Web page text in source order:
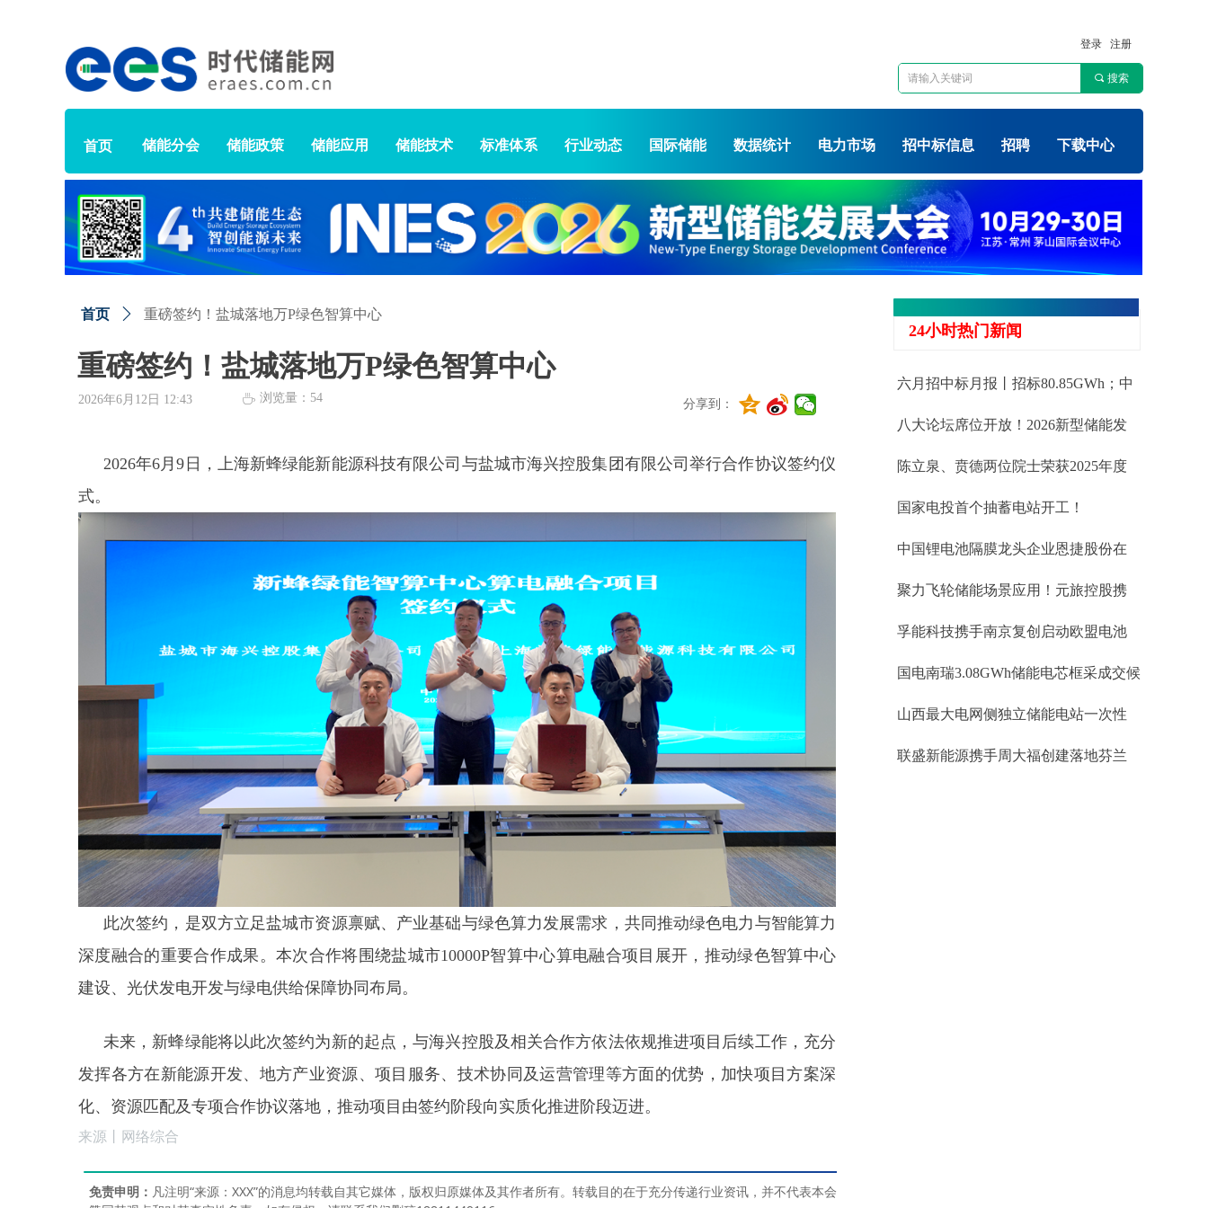
끠 搜索
登录 注册
储能分会 储能政策 储能应用 储能技术 标准体系 行业动态 国际储能 数据统计 电力市场 招中标信息 招聘 下载中心
首页
重磅签约！盐城落地万P绿色智算中心
首页 ꄲ 重磅签约！盐城落地万P绿色智算中心
2026年6月9日，上海新蜂绿能新能源科技有限公司与盐城市海兴控股集团有限公司举行合作协议签约仪
式。
此次签约，是双方立足盐城市资源禀赋、产业基础与绿色算力发展需求，共同推动绿色电力与智能算力
深度融合的重要合作成果。本次合作将围绕盐城市10000P智算中心算电融合项目展开，推动绿色智算中心
建设、光伏发电开发与绿电供给保障协同布局。
未来，新蜂绿能将以此次签约为新的起点，与海兴控股及相关合作方依法依规推进项目后续工作，充分
发挥各方在新能源开发、地方产业资源、项目服务、技术协同及运营管理等方面的优势，加快项目方案深
化、资源匹配及专项合作协议落地，推动项目由签约阶段向实质化推进阶段迈进。
来源丨网络综合
2026年6月12日 12:43 ꄘ 浏览量： 54
免责申明： 凡注明“来源：XXX”的消息均转载自其它媒体，版权归原媒体及其作者所有。转载目的在于充分传递行业资讯，并不代表本会
分享到：
六月招中标月报丨招标80.85GWh；中
1.019元/Wh；储能系统0.764元/Wh
八大论坛席位开放！2026新型储能发
陈立泉、贲德两位院士荣获2025年度
国家电投首个抽蓄电站开工！
中国锂电池隔膜龙头企业恩捷股份在
聚力飞轮储能场景应用！元旅控股携
场
孚能科技携手南京复创启动欧盟电池
国电南瑞3.08GWh储能电芯框采成交候
山西最大电网侧独立储能电站一次性
引擎
联盛新能源携手周大福创建落地芬兰
24小时热门新闻